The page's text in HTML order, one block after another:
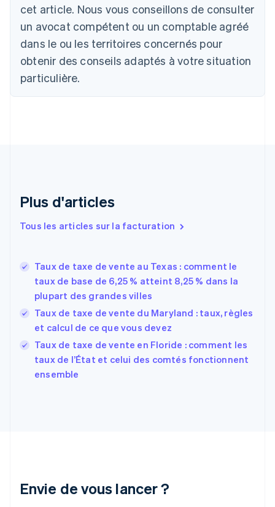
cet article. Nous vous conseillons de consulter
un avocat compétent ou un comptable agréé
dans le ou les territoires concernés pour
obtenir des conseils adaptés à votre situation
particulière.
Plus d'articles
Tous les articles sur la facturation
Taux de taxe de vente au Texas : comment le
taux de base de 6,25 % atteint 8,25 % dans la
plupart des grandes villes
Taux de taxe de vente du Maryland : taux, règles
et calcul de ce que vous devez
Taux de taxe de vente en Floride : comment les
taux de l’État et celui des comtés fonctionnent
ensemble
Envie de vous lancer ?
DeutschEnglish
Belgique
Nederlands Français Deutsch
Brésil
PortuguêsEnglish
Bulgarie
Canada
Danemark
English
Émirats arabes unis
EspañolEnglish
Estonie
États-Unis
English Español简体中文
Finlande
France
FrançaisEnglish
Gibraltar
English
Italie